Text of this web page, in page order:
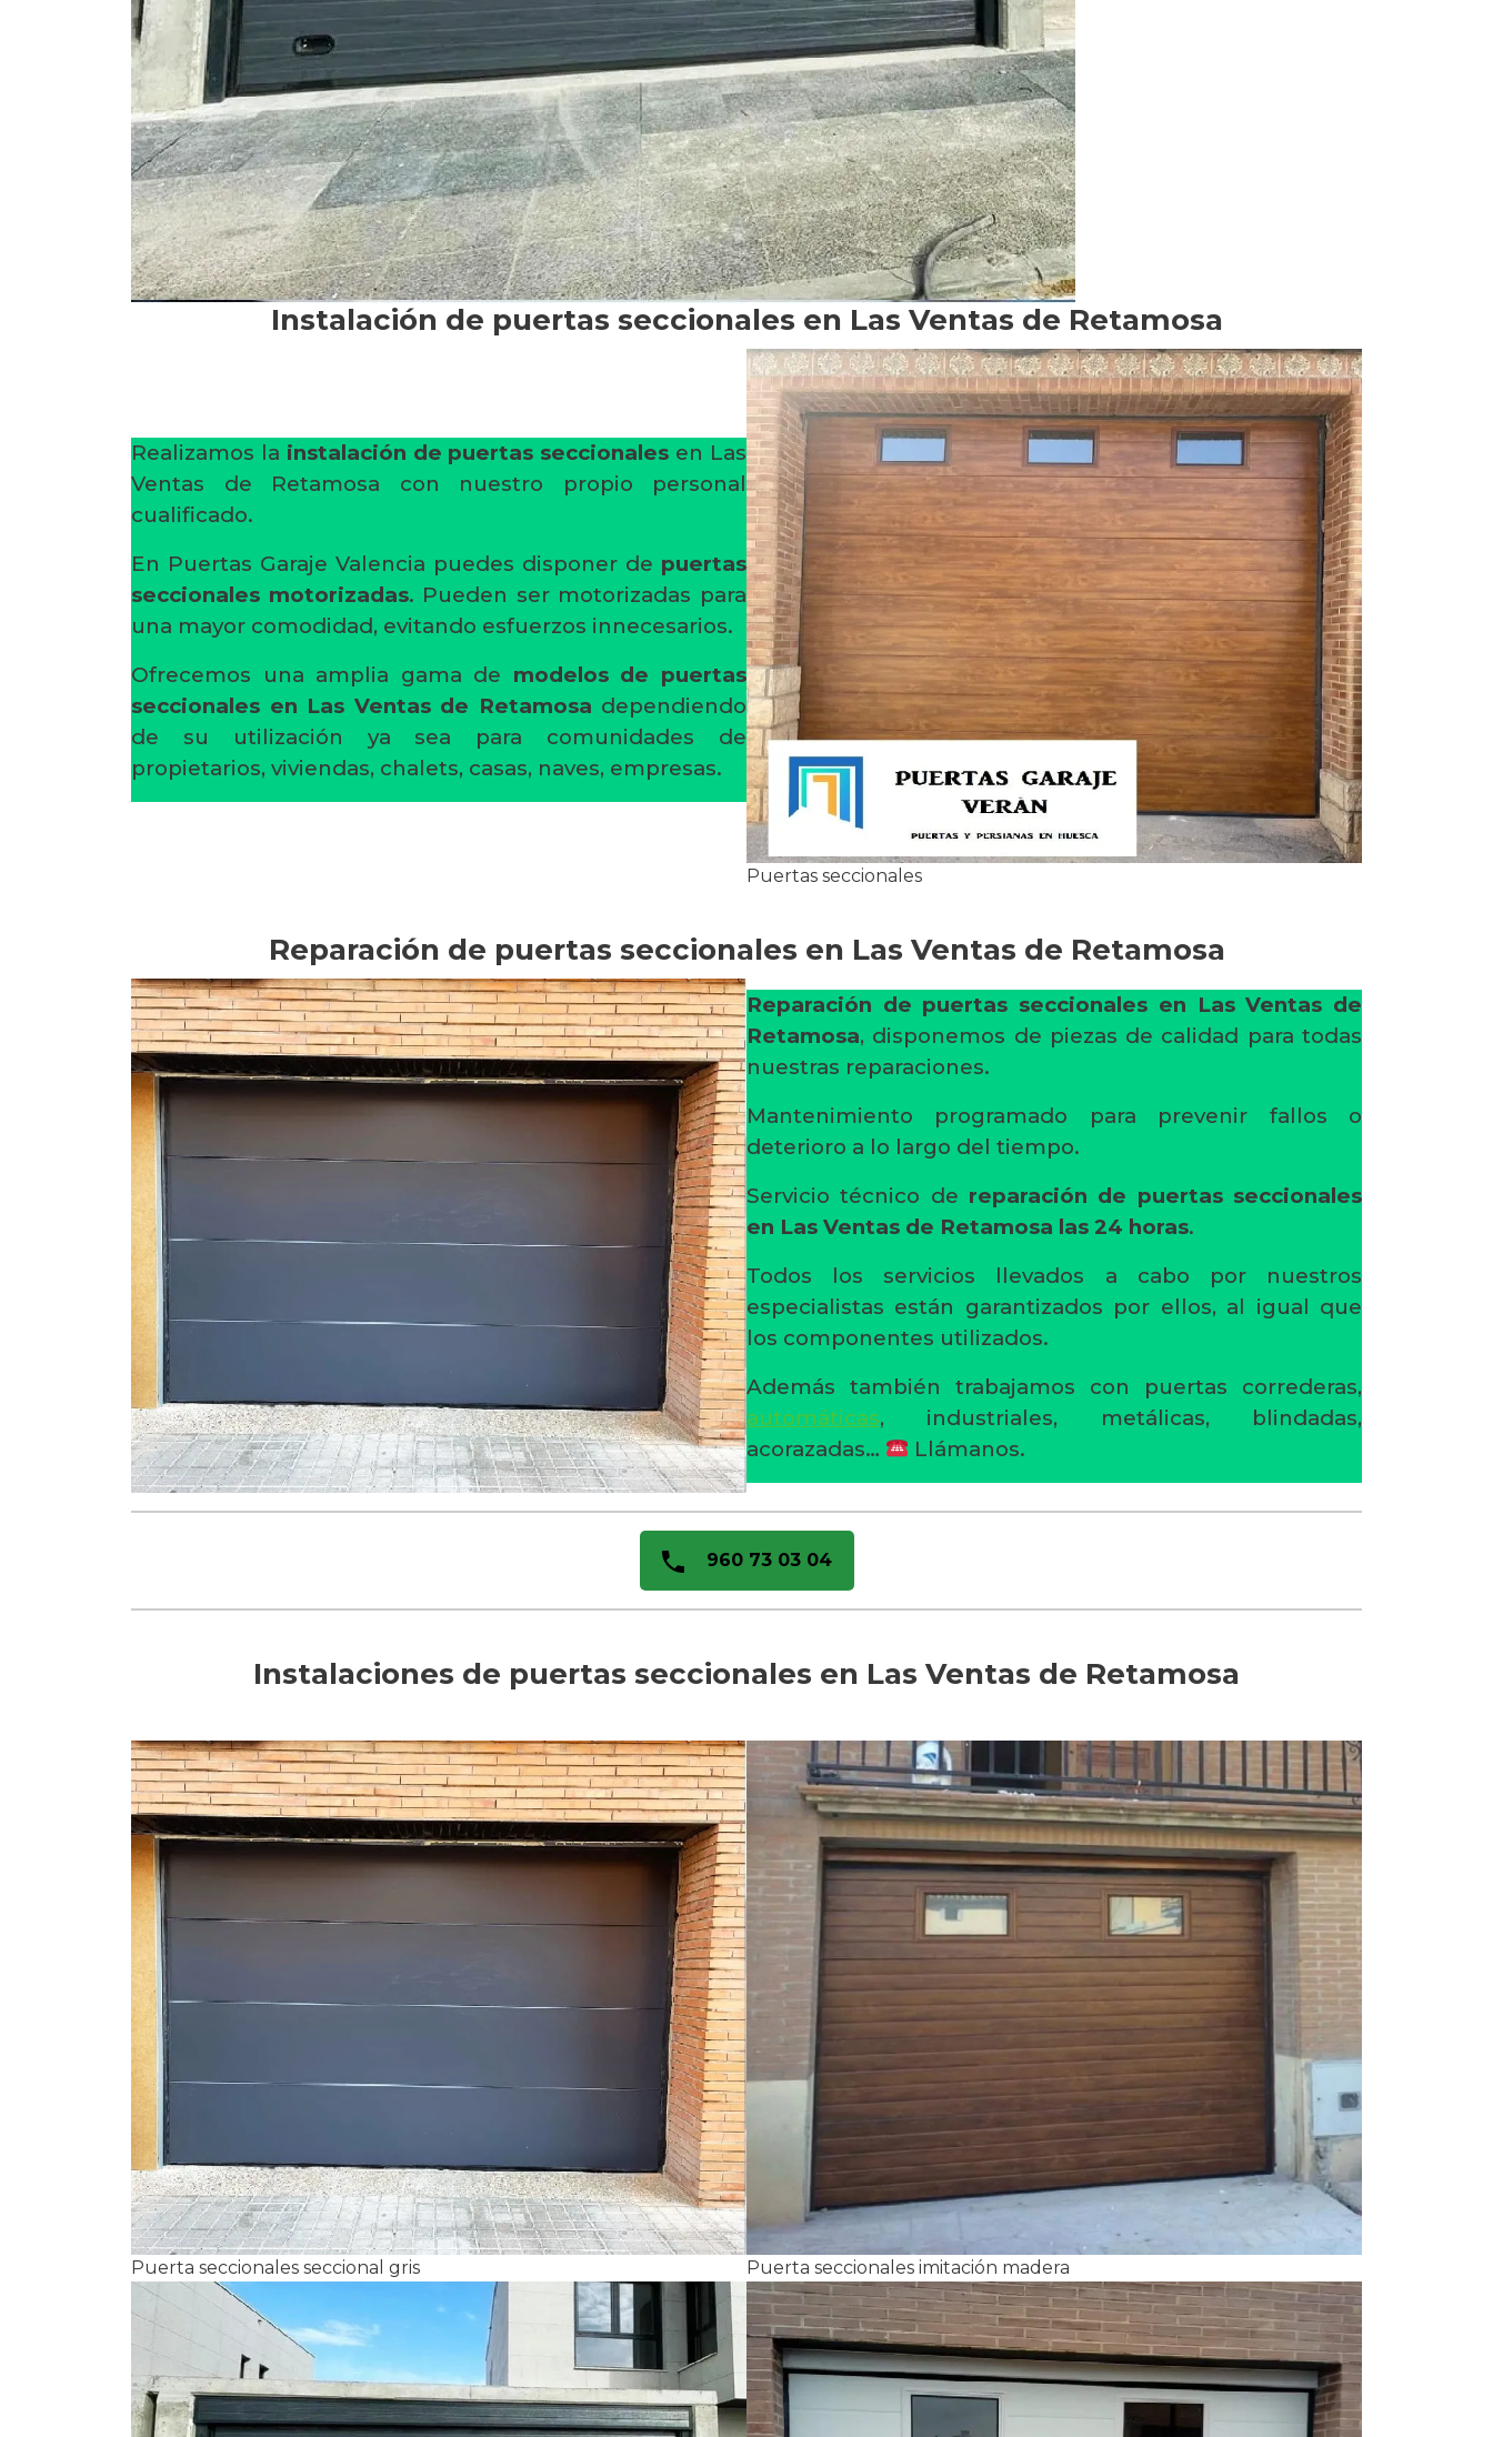
Instalación de puertas seccionales en Las Ventas de Retamosa
Realizamos la instalación de puertas seccionales en Las
Ventas de Retamosa con nuestro propio personal
cualificado.
En Puertas Garaje Valencia puedes disponer de puertas
seccionales motorizadas. Pueden ser motorizadas para
una mayor comodidad, evitando esfuerzos innecesarios.
Ofrecemos una amplia gama de modelos de puertas
seccionales en Las Ventas de Retamosa dependiendo
de su utilización ya sea para comunidades de
propietarios, viviendas, chalets, casas, naves, empresas.
Puertas seccionales
Reparación de puertas seccionales en Las Ventas de Retamosa
Reparación de puertas seccionales en Las Ventas de
Retamosa, disponemos de piezas de calidad para todas
nuestras reparaciones.
Mantenimiento programado para prevenir fallos o
deterioro a lo largo del tiempo.
Servicio técnico de reparación de puertas seccionales
en Las Ventas de Retamosa las 24 horas.
Todos los servicios llevados a cabo por nuestros
especialistas están garantizados por ellos, al igual que
los componentes utilizados.
Además también trabajamos con puertas correderas,
automáticas, industriales, metálicas, blindadas,
acorazadas…
Llámanos.
960 73 03 04
Instalaciones de puertas seccionales en Las Ventas de Retamosa
Puerta seccionales seccional gris Puerta seccionales imitación madera